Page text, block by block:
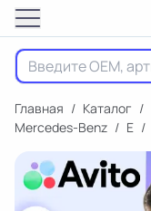
Главная / Каталог /
Mercedes-Benz / E /